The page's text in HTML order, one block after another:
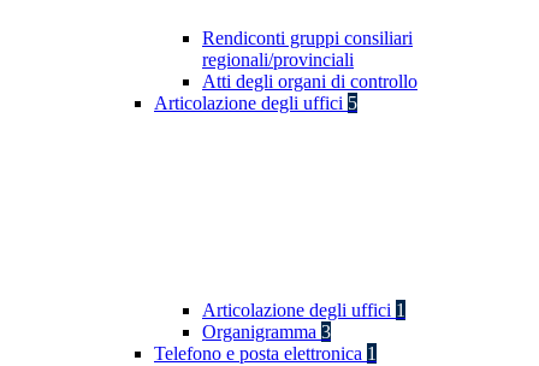
Rendiconti gruppi consiliari
regionali/provinciali
Atti degli organi di controllo
Articolazione degli uffici 5
Articolazione degli uffici 1
Organigramma 3
Telefono e posta elettronica 1